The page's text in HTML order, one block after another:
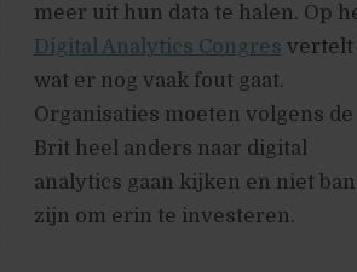
meer uit hun data te halen. Op
Digital Analytics Congres vertelt
wat er nog vaak fout gaat.
Organisaties moeten volgens de
Brit heel anders naar digital
analytics gaan kijken en niet
zijn om erin te investeren.